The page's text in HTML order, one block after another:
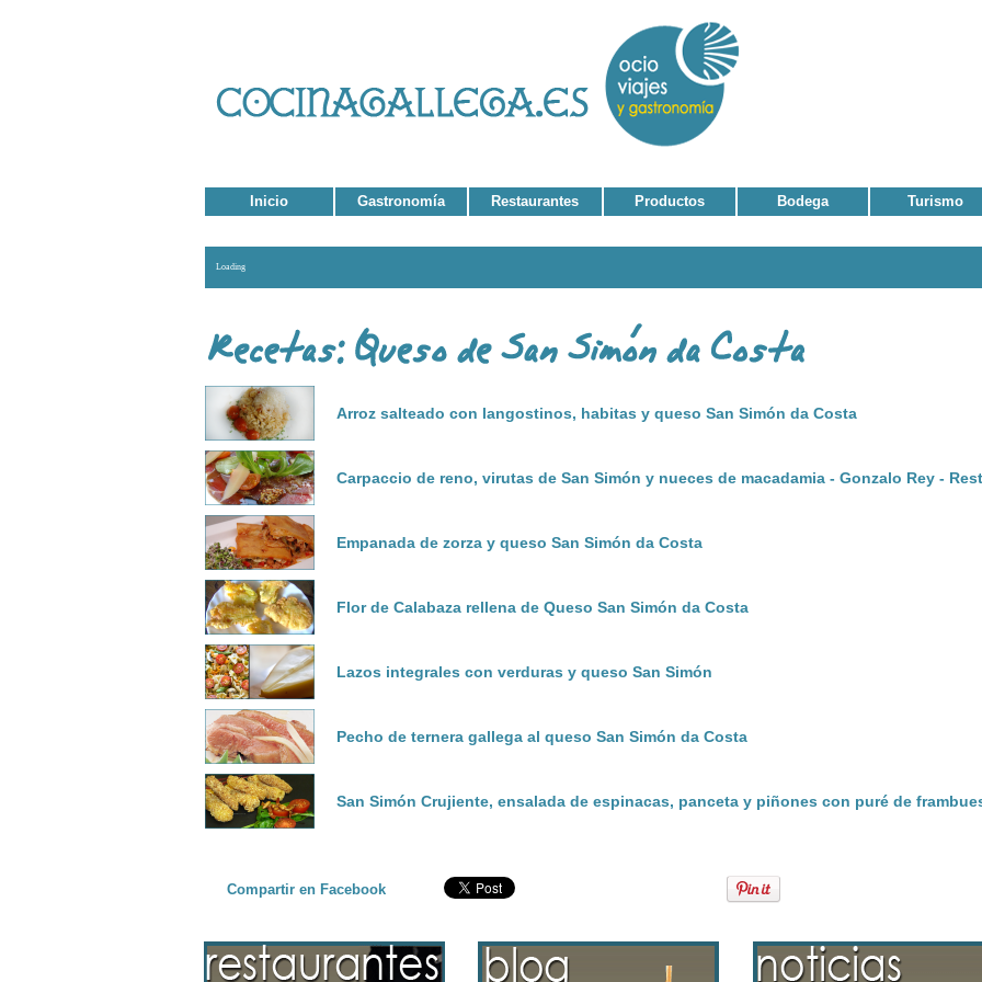
Inicio Gastronomía Restaurantes Productos Bodega Turismo
Loading
Arroz salteado con langostinos, habitas y queso San Simón da Costa
Carpaccio de reno, virutas de San Simón y nueces de macadamia - Gonzalo Rey -
Empanada de zorza y queso San Simón da Costa
Flor de Calabaza rellena de Queso San Simón da Costa
Lazos integrales con verduras y queso San Simón
Pecho de ternera gallega al queso San Simón da Costa
San Simón Crujiente, ensalada de espinacas, panceta y piñones con puré de
Compartir en Facebook